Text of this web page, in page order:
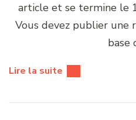
article et se termine le
Vous devez publier
base
Lire la suite